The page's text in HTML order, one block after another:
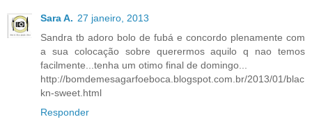
Sara A. 27 janeiro, 2013
Sandra tb adoro bolo de fubá e concordo plenamente com
a sua colocação sobre querermos aquilo q nao temos
facilmente...tenha um otimo final de domingo...
http://bomdemesagarfoeboca.blogspot.com.br/2013/01/blac
kn-sweet.html
Responder